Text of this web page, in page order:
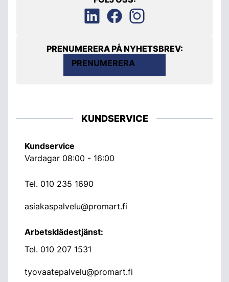
PRENUMERERA PÅ NYHETSBREV:
PRENUMERERA
KUNDSERVICE
Kundservice
Vardagar 08:00 - 16:00
Tel. 010 235 1690
asiakaspalvelu@promart.fi
Arbetsklädestjänst:
Tel. 010 207 1531
tyovaatepalvelu@promart.fi